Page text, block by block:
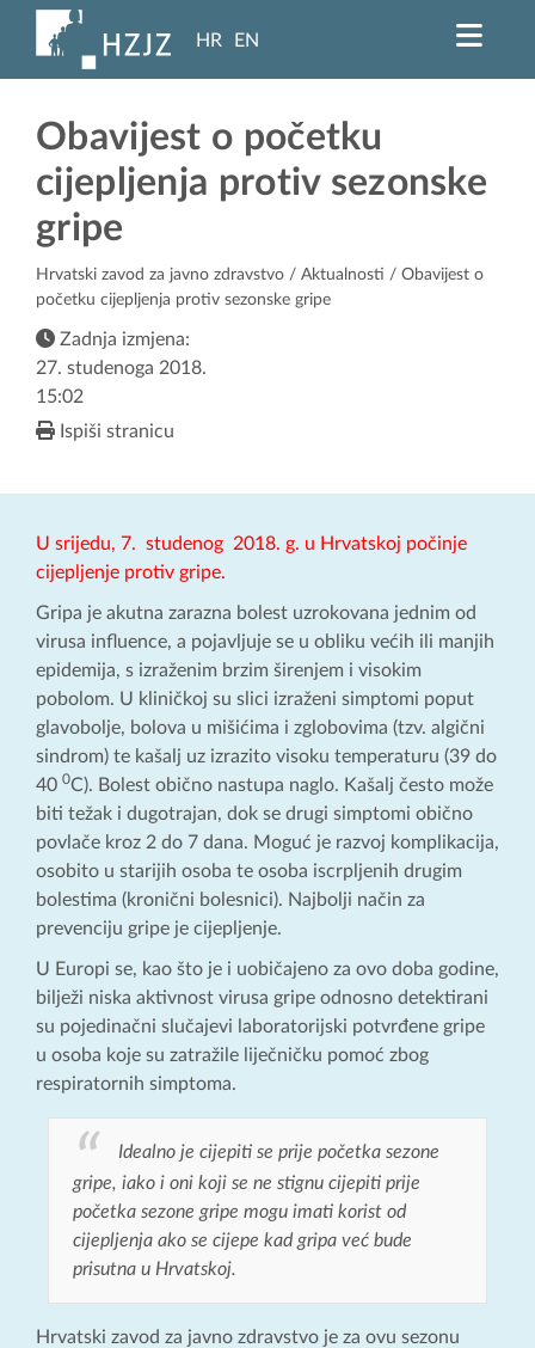
HR EN
Obavijest o početku
cijepljenja protiv sezonske
gripe
Hrvatski zavod za javno zdravstvo / Aktualnosti / Obavijest o
početku cijepljenja protiv sezonske gripe
Zadnja izmjena:
27. studenoga 2018.
15:02
Ispiši stranicu
U srijedu, 7. studenog 2018. g. u Hrvatskoj počinje
cijepljenje protiv gripe.
Gripa je akutna zarazna bolest uzrokovana jednim od
virusa influence, a pojavljuje se u obliku većih ili manjih
epidemija, s izraženim brzim širenjem i visokim
pobolom. U kliničkoj su slici izraženi simptomi poput
glavobolje, bolova u mišićima i zglobovima (tzv. algični
sindrom) te kašalj uz izrazito visoku temperaturu (39 do
40 0C). Bolest obično nastupa naglo. Kašalj često može
biti težak i dugotrajan, dok se drugi simptomi obično
povlače kroz 2 do 7 dana. Moguć je razvoj komplikacija,
osobito u starijih osoba te osoba iscrpljenih drugim
bolestima (kronični bolesnici). Najbolji način za
prevenciju gripe je cijepljenje.
U Europi se, kao što je i uobičajeno za ovo doba godine,
bilježi niska aktivnost virusa gripe odnosno detektirani
su pojedinačni slučajevi laboratorijski potvrđene gripe
u osoba koje su zatražile liječničku pomoć zbog
respiratornih simptoma.
Idealno je cijepiti se prije početka sezone
gripe, iako i oni koji se ne stignu cijepiti prije
početka sezone gripe mogu imati korist od
cijepljenja ako se cijepe kad gripa već bude
prisutna u Hrvatskoj.
Hrvatski zavod za javno zdravstvo je za ovu sezonu